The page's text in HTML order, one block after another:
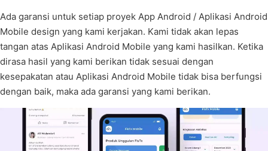
Ada garansi untuk setiap proyek App Android / Aplikasi Android
Mobile design yang kami kerjakan. Kami tidak akan lepas
tangan atas Aplikasi Android Mobile yang kami hasilkan. Ketika
dirasa hasil yang kami berikan tidak sesuai dengan
kesepakatan atau Aplikasi Android Mobile tidak bisa berfungsi
dengan baik, maka ada garansi yang kami berikan.